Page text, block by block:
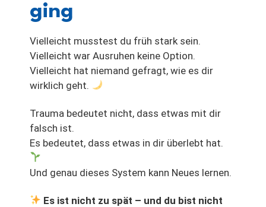
ging
Vielleicht musstest du früh stark sein.
Vielleicht war Ausruhen keine Option.
Vielleicht hat niemand gefragt, wie es dir
wirklich geht.
Trauma bedeutet nicht, dass etwas mit dir
falsch ist.
Es bedeutet, dass etwas in dir überlebt hat.
Und genau dieses System kann Neues lernen.
Es ist nicht zu spät – und du bist nicht